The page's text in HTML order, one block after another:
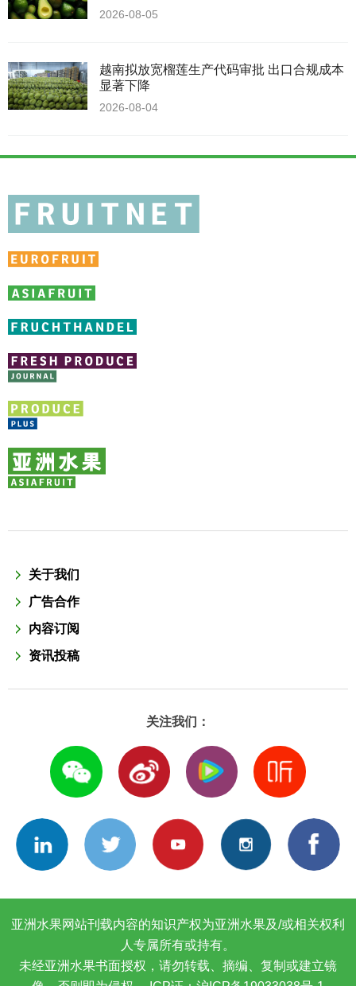
2026-08-05
越南拟放宽榴莲生产代码审批 出口合规成本
显著下降
2026-08-04
关于我们
广告合作
内容订阅
资讯投稿
关注我们：
亚洲水果网站刊载内容的知识产权为亚洲水果及/或相关权利
人专属所有或持有。
未经亚洲水果书面授权，请勿转载、摘编、复制或建立镜